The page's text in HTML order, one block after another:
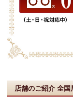
店舗のご紹介 全国